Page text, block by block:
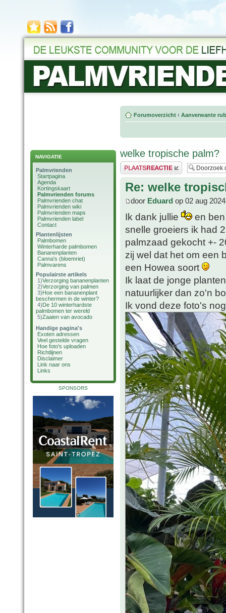
NAVIGATIE
Palmvrienden
Startpagina
Agenda
Kortingskaart
Palmvrienden forums
Palmvrienden chat
Palmvrienden wiki
Palmvrienden maps
Palmvrienden label
Contact
Plantenlijsten
Palmbomen
Winterharde palmbomen
Bananenplanten
Canna's (bloemriet)
Palmvarens
Populairste artikels
1)Verzorging bananenplanten
2)Verzorging van palmen
3)Hoe een bananenplant
beschermen in de winter?
4)De 10 winterhardste
palmbomen ter wereld
5)Zaaien van avocado
Handige pagina's
Exoten adressen
Veel gestelde vragen
Hoe foto's uploaden
Richtlijnen
Disclaimer
Link naar ons
Links
SPONSORS
Forumoverzicht ‹ Aanverwante
welke tropische palm?
Plaats een reactie
Re: welke
door Eduard op 02 aug
Ik dank jullie
en
snelle groeiers ik had
palmzaad gekocht +-
zij wel dat het om een
een Howea soort
Ik laat de jonge
natuurlijker dan zo'n
Ik vond deze foto's